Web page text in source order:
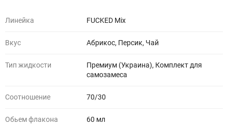
Линейка FUCKED Mix
Вкус Абрикос, Персик, Чай
Тип жидкости
Премиум (Украина), Комплект для
самозамеса
Соотношение 70/30
Обьем флакона 60 мл